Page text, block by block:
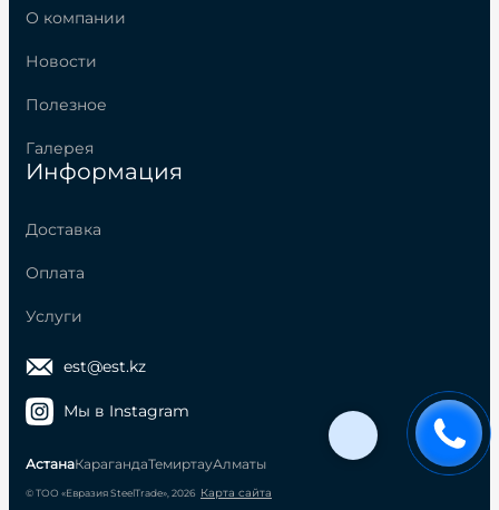
О компании
Новости
Полезное
Галерея
Информация
Доставка
Оплата
Услуги
est@est.kz
Мы в Instagram
АстанаКарагандаТемиртауАлматы
© ТОО «Евразия SteelTrade», 2026 Карта сайта